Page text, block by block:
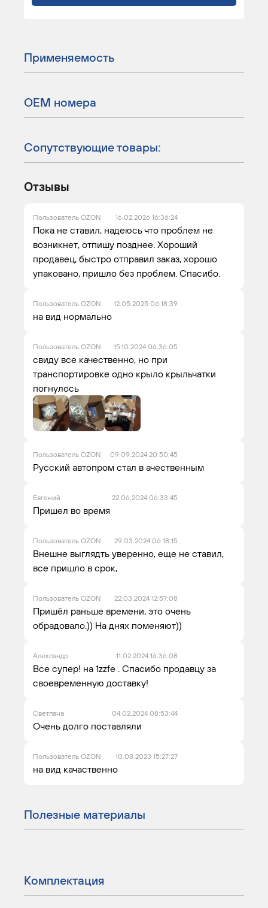
Применяемость
ОЕМ номера
Сопутствующие товары:
Отзывы
Пользователь OZON 16.02.2026 16:36:24
Пока не ставил, надеюсь что проблем не
возникнет, отпишу позднее. Хороший
продавец, быстро отправил заказ, хорошо
упаковано, пришло без проблем. Спасибо.
Пользователь OZON 12.05.2025 06:18:39
на вид нормально
Пользователь OZON 15.10.2024 06:36:05
свиду все качественно, но при
транспортировке одно крыло крыльчатки
погнулось
Пользователь OZON 09.09.2024 20:50:45
Русский автопром стал в ачественным
Евгений 22.06.2024 06:33:45
Пришел во время
Пользователь OZON 29.03.2024 06:18:15
Внешне выглядть уверенно, еще не ставил,
все пришло в срок,
Пользователь OZON 22.03.2024 12:57:08
Пришёл раньше времени, это очень
обрадовало.)) На днях поменяют))
Александр 11.02.2024 16:36:08
Все супер! на 1zzfe . Спасибо продавцу за
своевременную доставку!
Светлана 04.02.2024 08:53:44
Очень долго поставляли
Пользователь OZON 10.08.2023 15:27:27
на вид качаственно
Полезные материалы
Комплектация